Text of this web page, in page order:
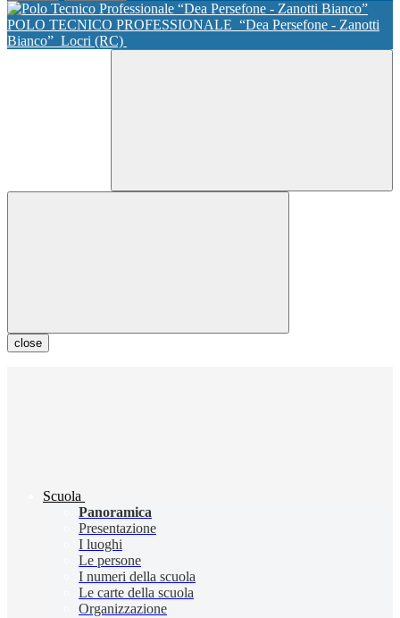
POLO TECNICO PROFESSIONALE “Dea Persefone - Zanotti
Bianco” Locri (RC)
close
Scuola
Panoramica
Presentazione
I luoghi
Le persone
I numeri della scuola
Le carte della scuola
Organizzazione